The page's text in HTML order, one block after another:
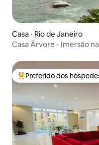
Casa ⋅ Rio de Janeiro
Casa Árvore - Imersão
Entre os melhores
Preferido dos